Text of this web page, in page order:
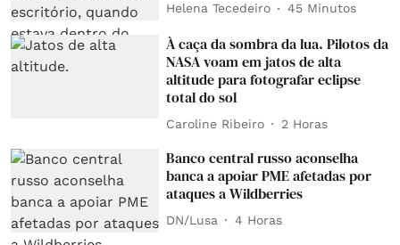
Helena Tecedeiro 45 Minutos
À caça da sombra da lua. Pilotos da
NASA voam em jatos de alta
altitude para fotografar eclipse
total do sol
Caroline Ribeiro 2 Horas
Banco central russo aconselha
banca a apoiar PME afetadas por
ataques a Wildberries
DN/Lusa 4 Horas